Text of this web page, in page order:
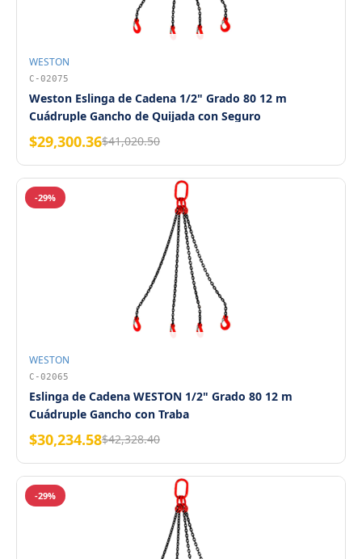
WESTON
C-02075
Weston Eslinga de Cadena 1/2" Grado 80 12 m
Cuádruple Gancho de Quijada con Seguro
$29,300.36$41,020.50
-29%
WESTON
C-02065
Eslinga de Cadena WESTON 1/2" Grado 80 12 m
Cuádruple Gancho con Traba
$30,234.58$42,328.40
-29%